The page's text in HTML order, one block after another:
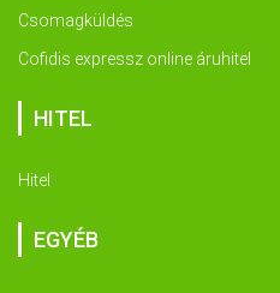
Csomagküldés
Cofidis expressz online áruhitel
HITEL
Hitel
EGYÉB